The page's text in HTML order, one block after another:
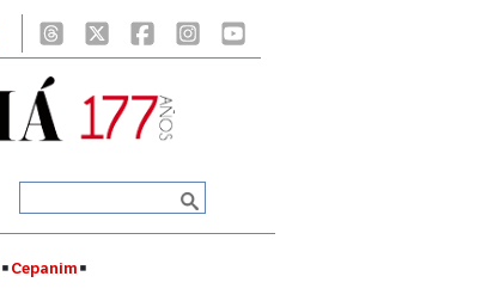
Cepanim